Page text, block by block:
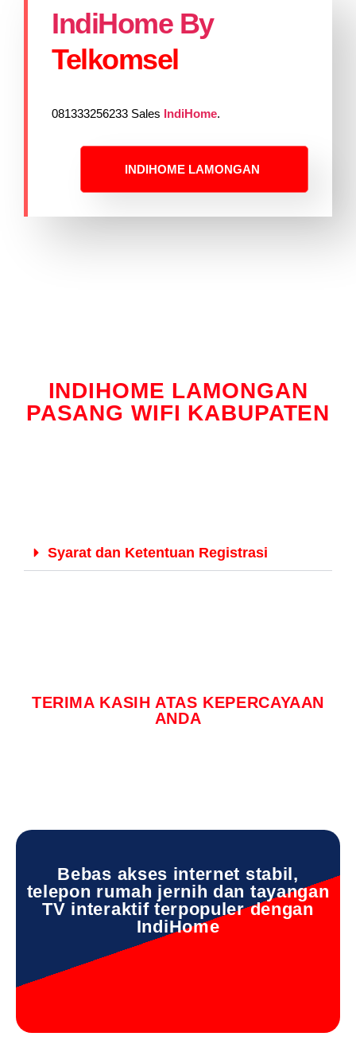
IndiHome By
Telkomsel
081333256233 Sales IndiHome.
INDIHOME LAMONGAN
INDIHOME LAMONGAN
PASANG WIFI KABUPATEN
Syarat dan Ketentuan Registrasi
TERIMA KASIH ATAS KEPERCAYAAN
ANDA
Bebas akses internet stabil,
telepon rumah jernih dan tayangan
TV interaktif terpopuler dengan
IndiHome